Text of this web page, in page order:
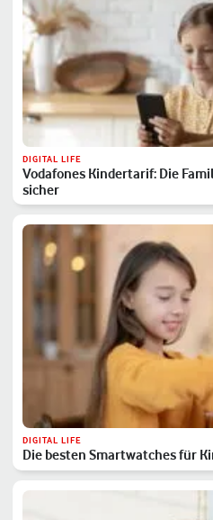
DIGITAL LIFE
Vodafones Kindertarif: Die
sicher
DIGITAL LIFE
Die besten Smartwatches für